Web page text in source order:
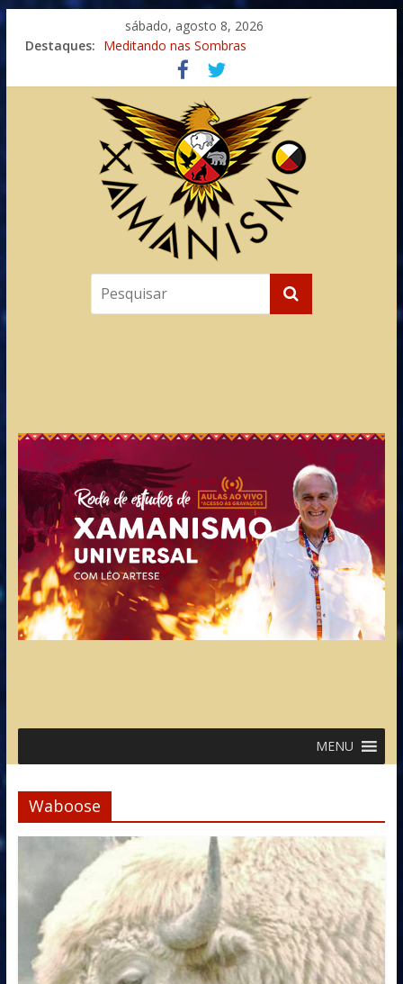
sábado, agosto 8, 2026
Destaques:
Imaginação na Cura
Meditando nas Sombras
Autosuficiência: A Jornada do Espírito Ancestral
Xamanismo Universal
Totens – Caminho Espiritual – Crescimento
MENU
Waboose